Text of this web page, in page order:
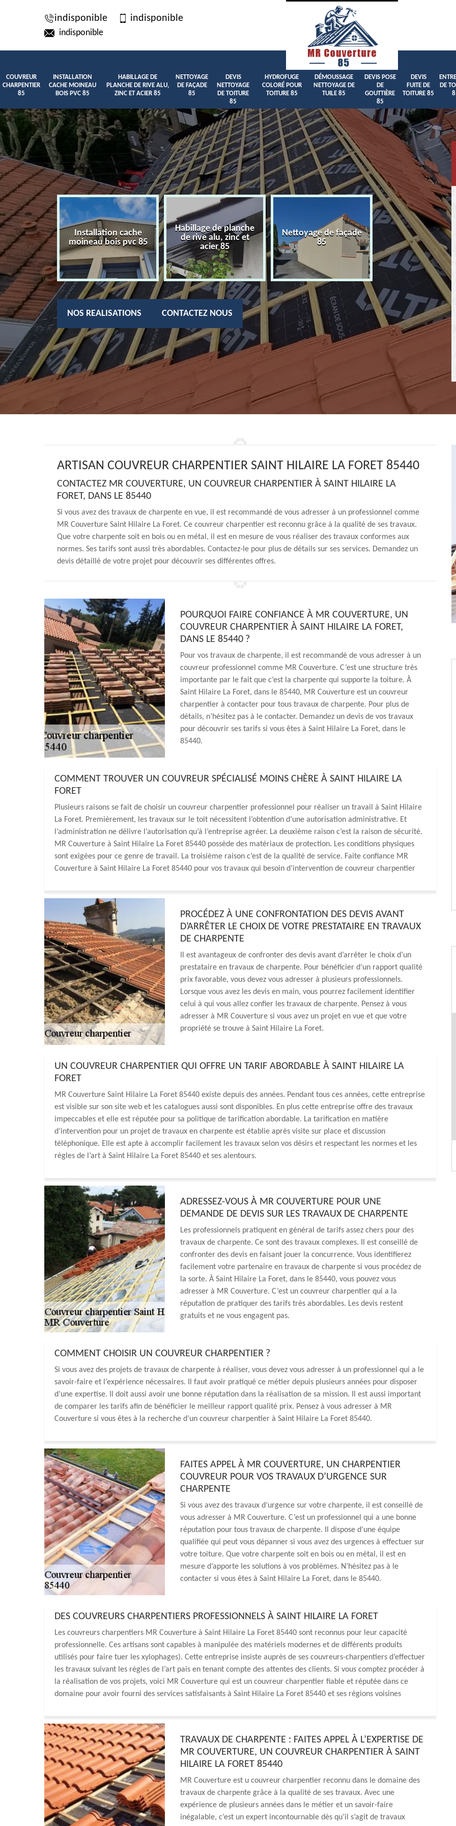
indisponible indisponible
indisponible
COUVREUR
CHARPENTIER
85
INSTALLATION
CACHE MOINEAU
BOIS PVC 85
HABILLAGE DE
PLANCHE DE RIVE ALU,
ZINC ET ACIER 85
NETTOYAGE
DE FAÇADE
85
DEVIS
NETTOYAGE
DE TOITURE
85
HYDROFUGE
COLORÉ POUR
TOITURE 85
DÉMOUSSAGE
NETTOYAGE DE
TUILE 85
DEVIS POSE
DE
GOUTTIÈRE
85
DEVIS
FUITE DE
TOITURE 85
DE
Installation cache
moineau bois pvc 85
Habillage de planche
de rive alu, zinc et
acier 85
Nettoyage de façade
85
Devis nettoyage
toiture 85
NOS REALISATIONS CONTACTEZ NOUS
ARTISAN COUVREUR CHARPENTIER SAINT HILAIRE LA FORET 85440
CONTACTEZ MR COUVERTURE, UN COUVREUR CHARPENTIER À SAINT HILAIRE LA
FORET, DANS LE 85440
Si vous avez des travaux de charpente en vue, il est recommandé de vous adresser à un professionnel comme
MR Couverture Saint Hilaire La Foret. Ce couvreur charpentier est reconnu grâce à la qualité de ses travaux.
Que votre charpente soit en bois ou en métal, il est en mesure de vous réaliser des travaux conformes aux
normes. Ses tarifs sont aussi très abordables. Contactez-le pour plus de détails sur ses services. Demandez un
devis détaillé de votre projet pour découvrir ses différentes offres.
POURQUOI FAIRE CONFIANCE À MR COUVERTURE, UN
COUVREUR CHARPENTIER À SAINT HILAIRE LA FORET,
DANS LE 85440 ?
Pour vos travaux de charpente, il est recommandé de vous adresser à un
couvreur professionnel comme MR Couverture. C’est une structure très
importante par le fait que c’est la charpente qui supporte la toiture. À
Saint Hilaire La Foret, dans le 85440, MR Couverture est un couvreur
charpentier à contacter pour tous travaux de charpente. Pour plus de
détails, n’hésitez pas à le contacter. Demandez un devis de vos travaux
pour découvrir ses tarifs si vous êtes à Saint Hilaire La Foret, dans le
85440.
COMMENT TROUVER UN COUVREUR SPÉCIALISÉ MOINS CHÈRE À SAINT HILAIRE LA
FORET
Plusieurs raisons se fait de choisir un couvreur charpentier professionnel pour réaliser un travail à Saint Hilaire
La Foret. Premièrement, les travaux sur le toit nécessitent l’obtention d’une autorisation administrative. Et
l’administration ne délivre l’autorisation qu’à l’entreprise agréer. La deuxième raison c’est la raison de sécurité.
MR Couverture à Saint Hilaire La Foret 85440 possède des matériaux de protection. Les conditions physiques
sont exigées pour ce genre de travail. La troisième raison c’est de la qualité de service. Faite confiance MR
Couverture à Saint Hilaire La Foret 85440 pour vos travaux qui besoin d’intervention de couvreur charpentier
PROCÉDEZ À UNE CONFRONTATION DES DEVIS AVANT
D’ARRÊTER LE CHOIX DE VOTRE PRESTATAIRE EN TRAVAUX
DE CHARPENTE
Il est avantageux de confronter des devis avant d’arrêter le choix d’un
prestataire en travaux de charpente. Pour bénéficier d’un rapport qualité
prix favorable, vous devez vous adresser à plusieurs professionnels.
Lorsque vous avez les devis en main, vous pourrez facilement identifier
celui à qui vous allez confier les travaux de charpente. Pensez à vous
adresser à MR Couverture si vous avez un projet en vue et que votre
propriété se trouve à Saint Hilaire La Foret.
UN COUVREUR CHARPENTIER QUI OFFRE UN TARIF ABORDABLE À SAINT HILAIRE LA
FORET
MR Couverture Saint Hilaire La Foret 85440 existe depuis des années. Pendant tous ces années, cette entreprise
est visible sur son site web et les catalogues aussi sont disponibles. En plus cette entreprise offre des travaux
impeccables et elle est réputée pour sa politique de tarification abordable. La tarification en matière
d’intervention pour un projet de travaux en charpente est établie après visite sur place et discussion
téléphonique. Elle est apte à accomplir facilement les travaux selon vos désirs et respectant les normes et les
règles de l’art à Saint Hilaire La Foret 85440 et ses alentours.
ADRESSEZ-VOUS À MR COUVERTURE POUR UNE
DEMANDE DE DEVIS SUR LES TRAVAUX DE CHARPENTE
Les professionnels pratiquent en général de tarifs assez chers pour des
travaux de charpente. Ce sont des travaux complexes. Il est conseillé de
confronter des devis en faisant jouer la concurrence. Vous identifierez
facilement votre partenaire en travaux de charpente si vous procédez de
la sorte. À Saint Hilaire La Foret, dans le 85440, vous pouvez vous
adresser à MR Couverture. C’est un couvreur charpentier qui a la
réputation de pratiquer des tarifs très abordables. Les devis restent
gratuits et ne vous engagent pas.
COMMENT CHOISIR UN COUVREUR CHARPENTIER ?
Si vous avez des projets de travaux de charpente à réaliser, vous devez vous adresser à un professionnel qui a le
savoir-faire et l’expérience nécessaires. Il faut avoir pratiqué ce métier depuis plusieurs années pour disposer
d’une expertise. Il doit aussi avoir une bonne réputation dans la réalisation de sa mission. Il est aussi important
de comparer les tarifs afin de bénéficier le meilleur rapport qualité prix. Pensez à vous adresser à MR
Couverture si vous êtes à la recherche d’un couvreur charpentier à Saint Hilaire La Foret 85440.
FAITES APPEL À MR COUVERTURE, UN CHARPENTIER
COUVREUR POUR VOS TRAVAUX D’URGENCE SUR
CHARPENTE
Si vous avez des travaux d’urgence sur votre charpente, il est conseillé de
vous adresser à MR Couverture. C’est un professionnel qui a une bonne
réputation pour tous travaux de charpente. Il dispose d’une équipe
qualifiée qui peut vous dépanner si vous avez des urgences à effectuer sur
votre toiture. Que votre charpente soit en bois ou en métal, il est en
mesure d’apporte les solutions à vos problèmes. N’hésitez pas à le
contacter si vous êtes à Saint Hilaire La Foret, dans le 85440.
DES COUVREURS CHARPENTIERS PROFESSIONNELS À SAINT HILAIRE LA FORET
Les couvreurs charpentiers MR Couverture à Saint Hilaire La Foret 85440 sont reconnus pour leur capacité
professionnelle. Ces artisans sont capables à manipulée des matériels modernes et de différents produits
utilisés pour faire tuer les xylophages). Cette entreprise insiste auprès de ses couvreurs-charpentiers d’effectuer
les travaux suivant les règles de l’art pais en tenant compte des attentes des clients. Si vous comptez procéder à
la réalisation de vos projets, voici MR Couverture qui est un couvreur charpentier fiable et réputée dans ce
domaine pour avoir fourni des services satisfaisants à Saint Hilaire La Foret 85440 et ses régions voisines
TRAVAUX DE CHARPENTE : FAITES APPEL À L’EXPERTISE DE
MR COUVERTURE, UN COUVREUR CHARPENTIER À SAINT
HILAIRE LA FORET 85440
MR Couverture est u couvreur charpentier reconnu dans le domaine des
travaux de charpente grâce à la qualité de ses travaux. Avec une
expérience de plusieurs années dans le métier et un savoir-faire
inégalable, c’est un expert incontournable dès qu’il s’agit de travaux